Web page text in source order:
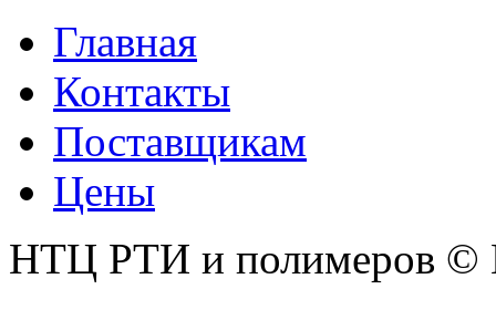
Главная
Контакты
Поставщикам
Цены
НТЦ РТИ и полимеров ©